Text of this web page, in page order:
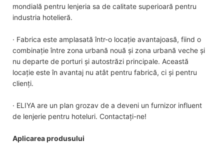
mondială pentru lenjeria sa de calitate superioară pentru
industria hotelieră.
· Fabrica este amplasată într-o locație avantajoasă, fiind o
combinație între zona urbană nouă și zona urbană veche și
nu departe de porturi și autostrăzi principale. Această
locație este în avantaj nu atât pentru fabrică, ci și pentru
clienți.
· ELIYA are un plan grozav de a deveni un furnizor influent
de lenjerie pentru hoteluri. Contactați-ne!
Aplicarea produsului